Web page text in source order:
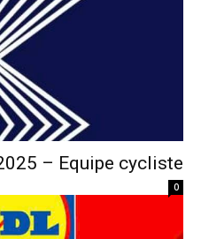
– Equipe cycliste
0